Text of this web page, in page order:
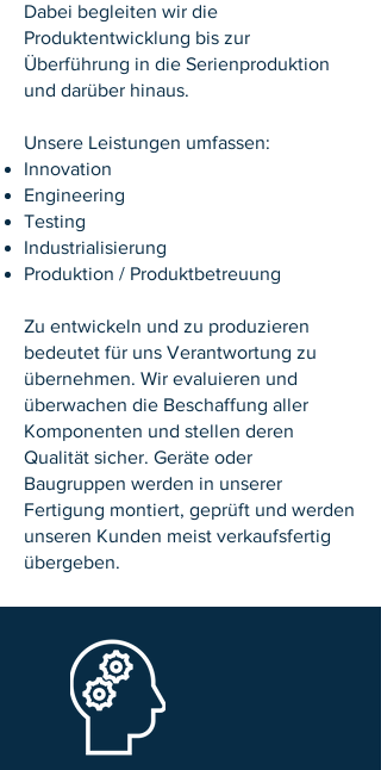
Dabei begleiten wir die
Produktentwicklung bis zur
Überführung in die Serienproduktion
und darüber hinaus.
Unsere Leistungen umfassen:
Innovation
Engineering
Testing
Industrialisierung
Produktion / Produktbetreuung
Zu entwickeln und zu produzieren
bedeutet für uns Verantwortung zu
übernehmen. Wir evaluieren und
überwachen die Beschaffung aller
Komponenten und stellen deren
Qualität sicher. Geräte oder
Baugruppen werden in unserer
Fertigung montiert, geprüft und werden
unseren Kunden meist verkaufsfertig
übergeben.